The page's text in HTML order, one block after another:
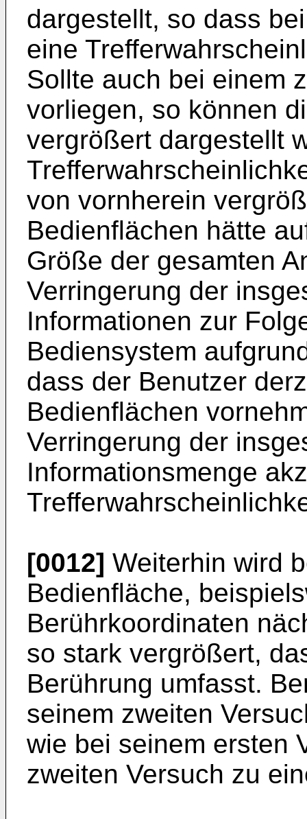
dargestellt, so dass
eine
Sollte auch bei einem
vorliegen, so können
vergrößert dargestellt
von vornherein
Bedienflächen hätte
Größe der gesamten
Verringerung der
Informationen zur
Bediensystem
dass der Benutzer
Bedienflächen
Verringerung der
Informationsmenge
[0012] Weiterhin wird
Bedienfläche,
Berührkoordinaten
so stark vergrößert,
Berührung umfasst.
seinem zweiten
wie bei seinem ersten
zweiten Versuch zu